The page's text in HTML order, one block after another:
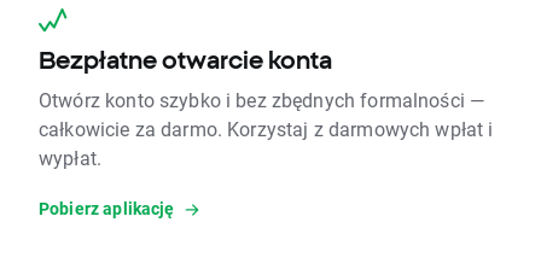
Bezpłatne otwarcie konta
Otwórz konto szybko i bez zbędnych formalności —
całkowicie za darmo. Korzystaj z darmowych wpłat i
wypłat.
Pobierz aplikację